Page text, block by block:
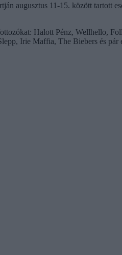
augusztus 11-15. között tartott
Halott Pénz, Wellhello,
Irie Maffia, The Biebers és pár